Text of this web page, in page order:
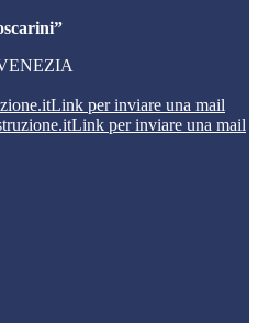
Link per inviare una mail
Link per inviare una mail